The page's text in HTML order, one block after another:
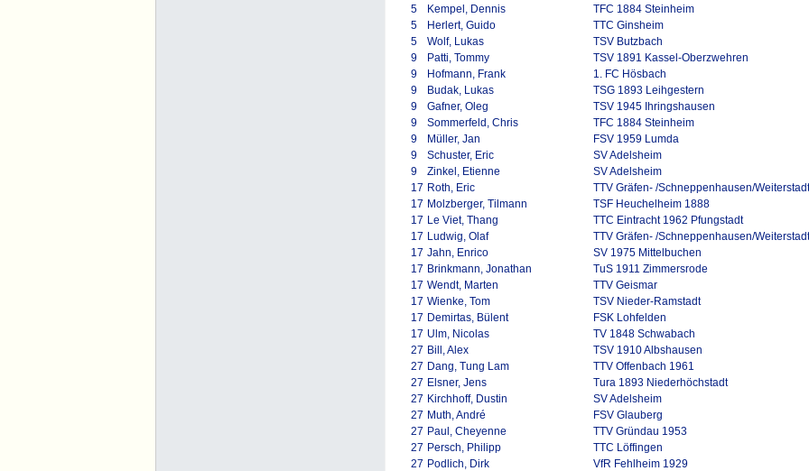
5
Kempel, Dennis
TFC 1884 Steinheim
5
Herlert, Guido
TTC Ginsheim
5
Wolf, Lukas
TSV Butzbach
9
Patti, Tommy
TSV 1891 Kassel-Oberzwehren
9
Hofmann, Frank
1. FC Hösbach
9
Budak, Lukas
TSG 1893 Leihgestern
9
Gafner, Oleg
TSV 1945 Ihringshausen
9
Sommerfeld, Chris
TFC 1884 Steinheim
9
Müller, Jan
FSV 1959 Lumda
9
Schuster, Eric
SV Adelsheim
9
Zinkel, Etienne
SV Adelsheim
17 Roth, Eric
TTV Gräfen- /Schneppenhausen/Weiterstadt
17 Molzberger, Tilmann
TSF Heuchelheim 1888
17 Le Viet, Thang
TTC Eintracht 1962 Pfungstadt
17 Ludwig, Olaf
TTV Gräfen- /Schneppenhausen/Weiterstadt
17 Jahn, Enrico
SV 1975 Mittelbuchen
17 Brinkmann, Jonathan
TuS 1911 Zimmersrode
17 Wendt, Marten
TTV Geismar
17 Wienke, Tom
TSV Nieder-Ramstadt
17 Demirtas, Bülent
FSK Lohfelden
17 Ulm, Nicolas
TV 1848 Schwabach
27 Bill, Alex
TSV 1910 Albshausen
27 Dang, Tung Lam
TTV Offenbach 1961
27 Elsner, Jens
Tura 1893 Niederhöchstadt
27 Kirchhoff, Dustin
SV Adelsheim
27 Muth, André
FSV Glauberg
27 Paul, Cheyenne
TTV Gründau 1953
27 Persch, Philipp
TTC Löffingen
27 Podlich, Dirk
VfR Fehlheim 1929